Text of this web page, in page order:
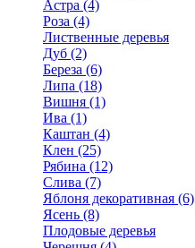
Астра (4)
Роза (4)
Лиственные деревья
Дуб (2)
Береза (6)
Липа (18)
Вишня (1)
Ива (1)
Каштан (4)
Клен (25)
Рябина (12)
Слива (7)
Яблоня декоративная (6)
Ясень (8)
Плодовые деревья